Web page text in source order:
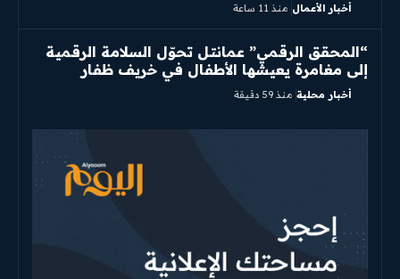
أخبار الأعمال منذ 11 ساعة
“المحقق الرقمي” عمانتل تحوّل السلامة الرقمية
إلى مغامرة يعيشها الأطفال في خريف ظفار
أخبار محلية منذ 59 دقيقة